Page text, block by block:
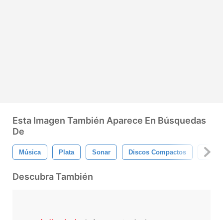
Esta Imagen También Aparece En Búsquedas
De
Música Plata Sonar Discos Compactos Audio
Descubra También